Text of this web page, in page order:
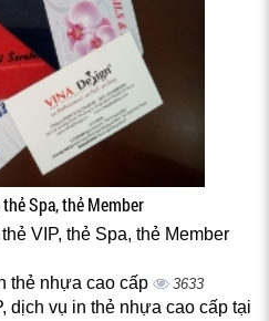
Spa, thẻ Member
VIP, thẻ Spa, thẻ Member
thẻ nhựa cao cấp 3633
dịch vụ in thẻ nhựa cao cấp tại